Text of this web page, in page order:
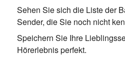
Sehen Sie sich die Liste der
Sender, die Sie noch nicht
Speichern Sie Ihre
Hörerlebnis perfekt.